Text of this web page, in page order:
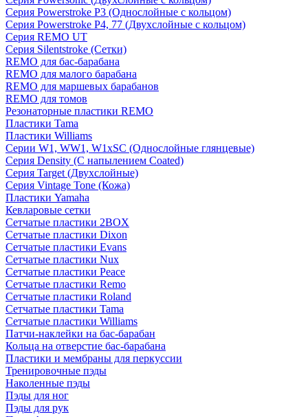
Серия Powerstroke P3 (Однослойные с кольцом)
Серия Powerstroke P4, 77 (Двухслойные с кольцом)
Серия REMO UT
Серия Silentstroke (Сетки)
REMO для бас-барабана
REMO для малого барабана
REMO для маршевых барабанов
REMO для томов
Резонаторные пластики REMO
Пластики Tama
Пластики Williams
Серии W1, WW1, W1xSC (Однослойные глянцевые)
Серия Density (C напылением Coated)
Серия Target (Двухслойные)
Серия Vintage Tone (Кожа)
Пластики Yamaha
Кевларовые сетки
Сетчатые пластики 2BOX
Сетчатые пластики Dixon
Сетчатые пластики Evans
Сетчатые пластики Nux
Сетчатые пластики Peace
Сетчатые пластики Remo
Сетчатые пластики Roland
Сетчатые пластики Tama
Сетчатые пластики Williams
Патчи-наклейки на бас-барабан
Кольца на отверстие бас-барабана
Пластики и мембраны для перкуссии
Тренировочные пэды
Наколенные пэды
Пэды для ног
Пэды для рук